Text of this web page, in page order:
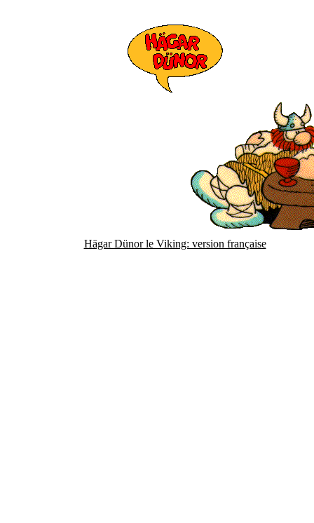
Hägar Dünor le Viking: version française